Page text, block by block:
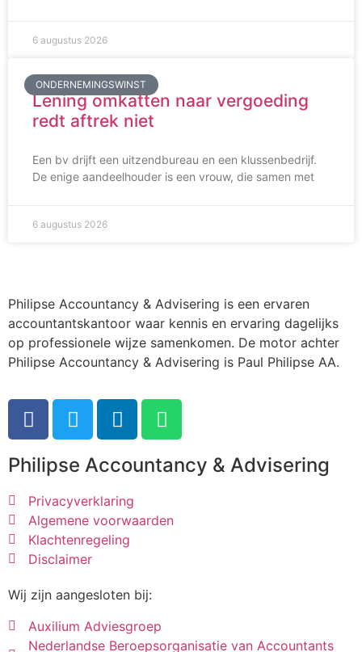
6 augustus 2026
ONDERNEMINGSWINST
Lening omkatten naar vergoeding
redt aftrek niet
Een bv drijft een uitzendbureau en een klussenbedrijf.
De enige aandeelhouder is een vrouw, die samen met
6 augustus 2026
Philipse Accountancy & Advisering is een ervaren
accountantskantoor waar kennis en ervaring dagelijks
op professionele wijze samenkomen. De motor achter
Philipse Accountancy & Advisering is Paul Philipse AA.
Philipse Accountancy & Advisering
Privacyverklaring
Algemene voorwaarden
Klachtenregeling
Disclaimer
Wij zijn aangesloten bij:
Auxilium Adviesgroep
Nederlandse Beroepsorganisatie van Accountants